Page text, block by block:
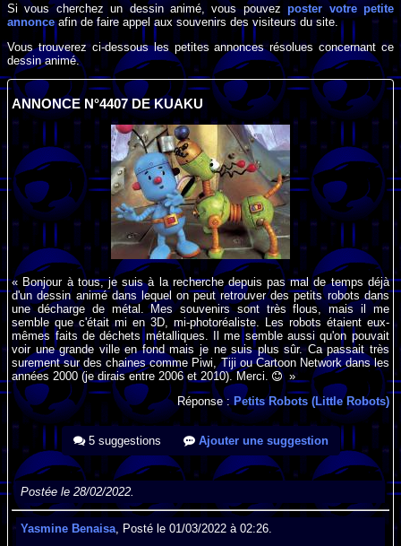
Si vous cherchez un dessin animé, vous pouvezposter votre petite
annonceafin de faire appel aux souvenirs des visiteurs du site.
Vous trouverez ci-dessous les petites annonces résolues concernant ce
dessin animé.
ANNONCE N°4407 DE KUAKU
« Bonjour à tous, je suis à la recherche depuis pas mal de temps déjà
d'un dessin animé dans lequel on peut retrouver des petits robots dans
une décharge de métal. Mes souvenirs sont très flous, mais il me
semble que c'était mi en 3D, mi-photoréaliste. Les robots étaient eux-
mêmes faits de déchets métalliques. Il me semble aussi qu'on pouvait
voir une grande ville en fond mais je ne suis plus sûr. Ca passait très
surement sur des chaines comme Piwi, Tiji ou Cartoon Network dans les
années 2000 (je dirais entre 2006 et 2010). Merci.
»
Réponse :Petits Robots (Little Robots)
5 suggestions Ajouter une suggestion
Postée le 28/02/2022.
Yasmine Benaisa , Posté le 01/03/2022 à 02:26.